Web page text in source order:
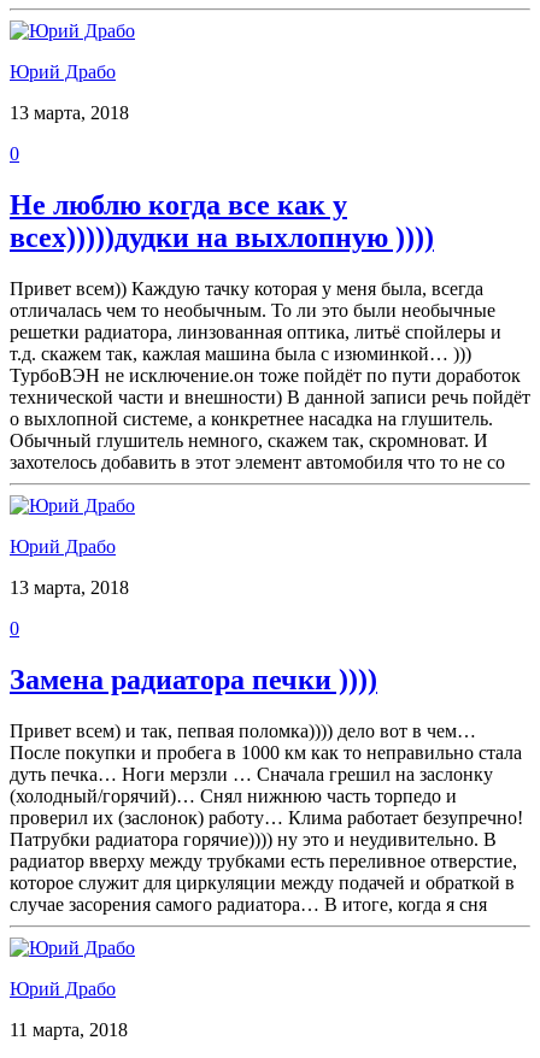
Юрий Драбо
13 марта, 2018
0
Не люблю когда все как у
всех)))))дудки на выхлопную ))))
Привет всем)) Каждую тачку которая у меня была, всегда
отличалась чем то необычным. То ли это были необычные
решетки радиатора, линзованная оптика, литьё спойлеры и
т.д. скажем так, кажлая машина была с изюминкой… )))
ТурбоВЭН не исключение.он тоже пойдёт по пути доработок
технической части и внешности) В данной записи речь пойдёт
о выхлопной системе, а конкретнее насадка на глушитель.
Обычный глушитель немного, скажем так, скромноват. И
захотелось добавить в этот элемент автомобиля что то не со
Юрий Драбо
13 марта, 2018
0
Замена радиатора печки ))))
Привет всем) и так, пепвая поломка)))) дело вот в чем…
После покупки и пробега в 1000 км как то неправильно стала
дуть печка… Ноги мерзли … Сначала грешил на заслонку
(холодный/горячий)… Снял нижнюю часть торпедо и
проверил их (заслонок) работу… Клима работает безупречно!
Патрубки радиатора горячие)))) ну это и неудивительно. В
радиатор вверху между трубками есть переливное отверстие,
которое служит для циркуляции между подачей и обраткой в
случае засорения самого радиатора… В итоге, когда я сня
Юрий Драбо
11 марта, 2018